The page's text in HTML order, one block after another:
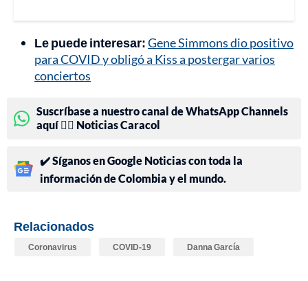
Le puede interesar:Gene Simmons dio positivo
para COVID y obligó a Kiss a postergar varios
conciertos
Suscríbase a nuestro canal de WhatsApp Channels
aquí 👉🏻 Noticias Caracol
✔️ Síganos en Google Noticias con toda la
información de Colombia y el mundo.
Relacionados
Coronavirus COVID-19 Danna García